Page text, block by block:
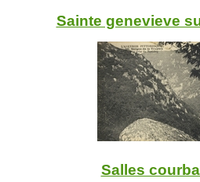
Sainte genevieve
Salles